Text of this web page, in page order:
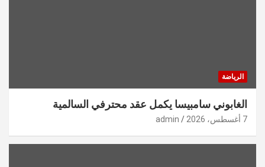
الرياضة
الغابوني سامبيسا يكمل عقد محترفي السالمية
7 أغسطس، 2026 admin